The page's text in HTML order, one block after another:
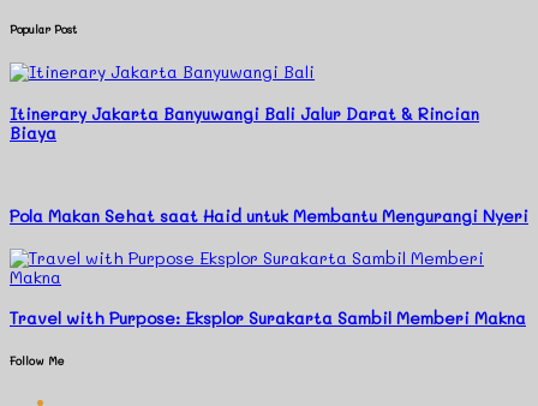
Popular Post
Itinerary Jakarta Banyuwangi Bali Jalur Darat & Rincian
Biaya
Pola Makan Sehat saat Haid untuk Membantu Mengurangi Nyeri
Travel with Purpose: Eksplor Surakarta Sambil Memberi Makna
Follow Me